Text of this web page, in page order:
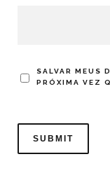
SALVAR MEUS
PRÓXIMA VEZ